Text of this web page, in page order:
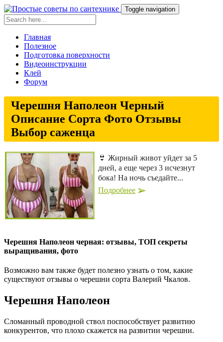
Toggle navigation
Главная
Полезное
Подготовка поверхности
Видеоинструкции
Клей
Форум
Черешня Наполеон Черный
Описание Сорта Фото Отзывы
Выбор саженца
👙 Жирный живот уйдет за 5
дней, а еще через 3 исчезнут
бока! На ночь съедайте...
Подробнее
Черешня Наполеон черная: отзывы, ТОП секреты
выращивания, фото
Возможно вам также будет полезно узнать о том, какие
существуют отзывы о черешни сорта Валерий Чкалов.
Черешня Наполеон
Сломанный проводной ствол поспособствует развитию
конкурентов, что плохо скажется на развитии черешни.